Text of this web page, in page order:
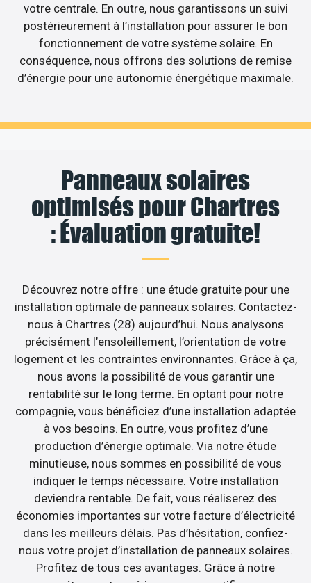
votre centrale. En outre, nous garantissons un suivi
postérieurement à l’installation pour assurer le bon
fonctionnement de votre système solaire. En
conséquence, nous offrons des solutions de remise
d’énergie pour une autonomie énergétique maximale.
Panneaux solaires
optimisés pour Chartres
: Évaluation gratuite!
Découvrez notre offre : une étude gratuite pour une
installation optimale de panneaux solaires. Contactez-
nous à Chartres (28) aujourd’hui. Nous analysons
précisément l’ensoleillement, l’orientation de votre
logement et les contraintes environnantes. Grâce à ça,
nous avons la possibilité de vous garantir une
rentabilité sur le long terme. En optant pour notre
compagnie, vous bénéficiez d’une installation adaptée
à vos besoins. En outre, vous profitez d’une
production d’énergie optimale. Via notre étude
minutieuse, nous sommes en possibilité de vous
indiquer le temps nécessaire. Votre installation
deviendra rentable. De fait, vous réaliserez des
économies importantes sur votre facture d’électricité
dans les meilleurs délais. Pas d’hésitation, confiez-
nous votre projet d’installation de panneaux solaires.
Profitez de tous ces avantages. Grâce à notre